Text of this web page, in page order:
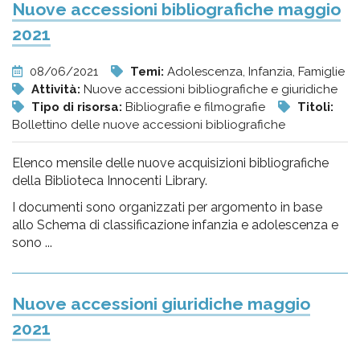
Nuove accessioni bibliografiche maggio
2021
08/06/2021 Temi: Adolescenza, Infanzia, Famiglie
Attività: Nuove accessioni bibliografiche e giuridiche
Tipo di risorsa: Bibliografie e filmografie
Titoli:
Bollettino delle nuove accessioni bibliografiche
Elenco mensile delle nuove acquisizioni bibliografiche
della Biblioteca Innocenti Library.
I documenti sono organizzati per argomento in base
allo Schema di classificazione infanzia e adolescenza e
sono ...
Nuove accessioni giuridiche maggio
2021